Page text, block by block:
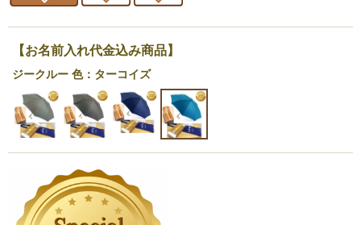
【お名前入れ代金込み商品】
ジークルー 色：ターコイズ